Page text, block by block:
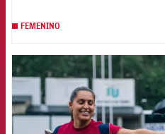
FEMENINO